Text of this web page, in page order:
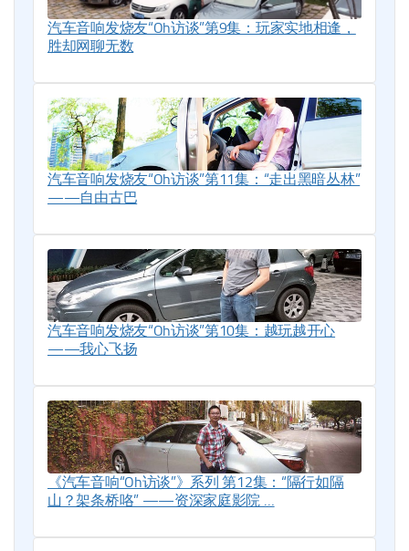
汽车音响发烧友“Oh访谈”第9集：玩家实地相逢，
胜却网聊无数
汽车音响发烧友“Oh访谈”第11集：“走出黑暗丛林”
——自由古巴
汽车音响发烧友“Oh访谈”第10集：越玩越开心
——我心飞扬
《汽车音响“Oh访谈”》系列 第12集：“隔行如隔
山？架条桥咯” ——资深家庭影院 …